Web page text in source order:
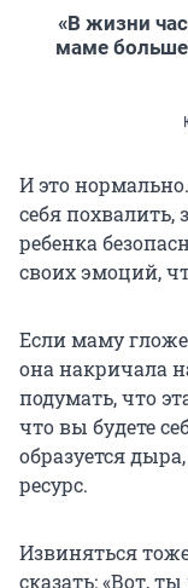
«В жизни
маме
И это
себя похвалить,
ребенка
своих эмоций,
Если маму
она накричала
подумать, что
что вы будете
образуется
ресурс.
Извиняться
сказать: «Вот,